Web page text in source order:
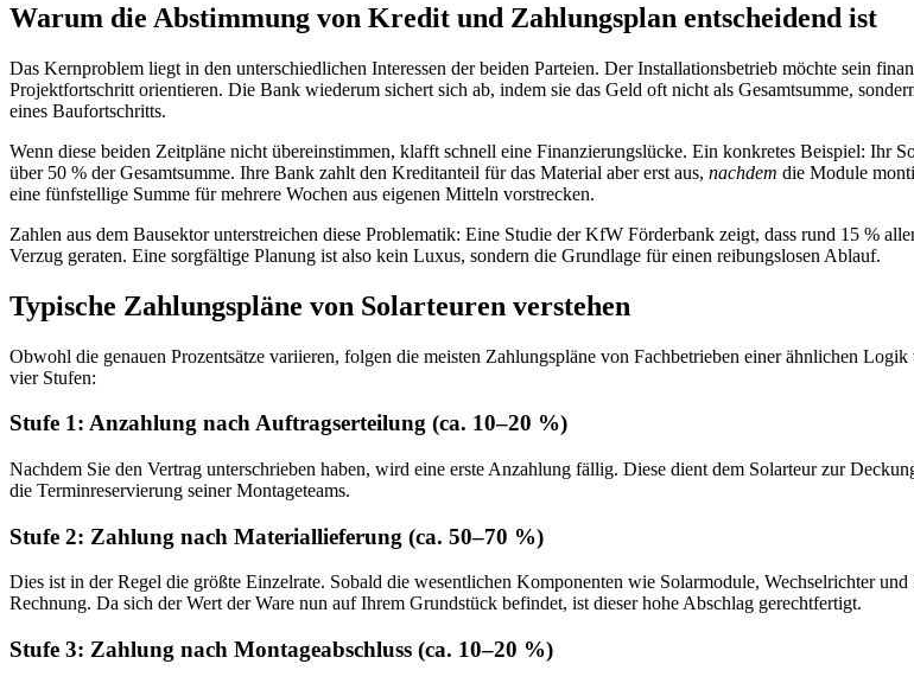
Warum die Abstimmung von Kredit und Zahlungsplan entscheidend ist
Das Kernproblem liegt in den unterschiedlichen Interessen der beiden Parteien. Der Installationsbetrieb möchte sein
Projektfortschritt orientieren. Die Bank wiederum sichert sich ab, indem sie das Geld oft nicht als Gesamtsumme,
eines Baufortschritts.
Wenn diese beiden Zeitpläne nicht übereinstimmen, klafft schnell eine Finanzierungslücke. Ein konkretes Beispiel: Ihr
über 50 % der Gesamtsumme. Ihre Bank zahlt den Kreditanteil für das Material aber erst aus, nachdem die Module
eine fünfstellige Summe für mehrere Wochen aus eigenen Mitteln vorstrecken.
Zahlen aus dem Bausektor unterstreichen diese Problematik: Eine Studie der KfW Förderbank zeigt, dass rund 15 %
Verzug geraten. Eine sorgfältige Planung ist also kein Luxus, sondern die Grundlage für einen reibungslosen Ablauf.
Typische Zahlungspläne von Solarteuren verstehen
Obwohl die genauen Prozentsätze variieren, folgen die meisten Zahlungspläne von Fachbetrieben einer ähnlichen
vier Stufen:
Stufe 1: Anzahlung nach Auftragserteilung (ca. 10–20 %)
Nachdem Sie den Vertrag unterschrieben haben, wird eine erste Anzahlung fällig. Diese dient dem Solarteur zur
die Terminreservierung seiner Montageteams.
Stufe 2: Zahlung nach Materiallieferung (ca. 50–70 %)
Dies ist in der Regel die größte Einzelrate. Sobald die wesentlichen Komponenten wie Solarmodule, Wechselrichter
Rechnung. Da sich der Wert der Ware nun auf Ihrem Grundstück befindet, ist dieser hohe Abschlag gerechtfertigt.
Stufe 3: Zahlung nach Montageabschluss (ca. 10–20 %)